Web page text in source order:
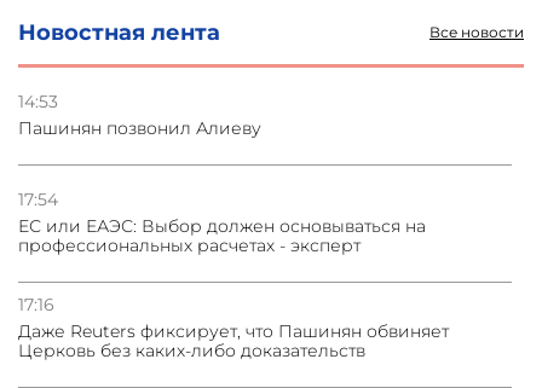
Новостная лента Все новости
14:53
Пашинян позвонил Алиеву
17:54
ЕС или ЕАЭС: Выбор должен основываться на
профессиональных расчетах - эксперт
17:16
Даже Reuters фиксирует, что Пашинян обвиняет
Церковь без каких-либо доказательств
03.08.2026
Стратегия безопасности ОДКБ допускает применение
Азербайджане
31.07.2026
Сотрудничество и очереди – детали визита главы
погрануправления СНБ Армении в Тбилиси